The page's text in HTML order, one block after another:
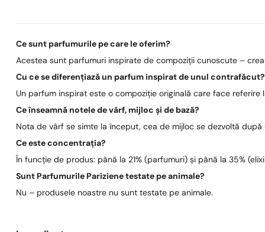
Ce sunt parfumurile pe care le oferim?
Acestea sunt parfumuri inspirate de compoziții cunoscute –
Cu ce se diferențiază un parfum inspirat de unul contrafăcut?
Un parfum inspirat este o compoziție originală care face
Ce înseamnă notele de vârf, mijloc și de bază?
Nota de vârf se simte la început, cea de mijloc se dezvoltă
Ce este concentrația?
În funcție de produs: până la 21% (parfumuri) și până la 35%
Sunt Parfumurile Pariziene testate pe animale?
Nu – produsele noastre nu sunt testate pe animale.